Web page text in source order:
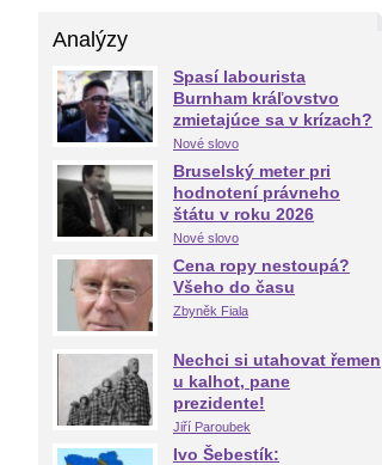
Analýzy
Spasí labourista
Burnham kráľovstvo
zmietajúce sa v krízach?
Nové slovo
Bruselský meter pri
hodnotení právneho
štátu v roku 2026
Nové slovo
Cena ropy nestoupá?
Všeho do času
Zbyněk Fiala
Nechci si utahovat řemen
u kalhot, pane
prezidente!
Jiří Paroubek
Ivo Šebestík: